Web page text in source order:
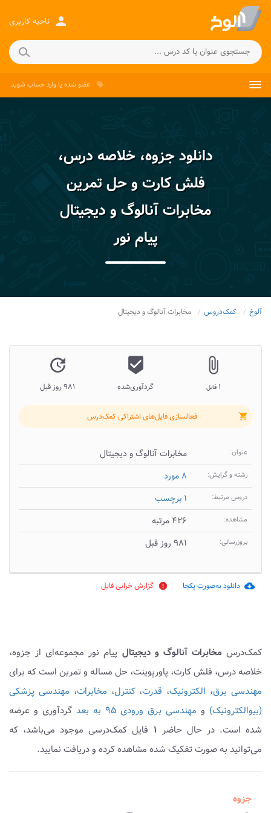
person ناحیه کاربری
local_offer عضو شده یاوارد حساب شوید.
دانلود جزوه، خلاصه درس،
فلش کارت و حل تمرین
مخابرات آنالوگ و دیجیتال
پیام نور
آلوخ کمک‌دروس مخابرات آنالوگ و دیجیتال
attach_file
۱ فایل
beenhere
گردآوری‌شده
update
۹۸۱ روز قبل
shopping_cart فعالسازی فایل‌های اشتراکی کمک‌درس
عنوان: مخابرات آنالوگ و دیجیتال
رشته و گرایش: ۸ مورد
دروس مرتبط: ۱ برچسب
مشاهده: ۴۲۶ مرتبه
بروزرسانی: ۹۸۱ روز قبل
cloud_download دانلود به‌صورت یکجا report گزارش خرابی فایل
کمک‌درسمخابرات آنالوگ و دیجیتال پیام نور مجموعه‌ای از جزوه،
خلاصه درس، فلش کارت، پاورپوینت، حل مساله و تمرین است که برای
مهندسی برق، الکترونیک، قدرت،کنترل، مخابرات، مهندسی پزشکی
(بیوالکترونیک) و مهندسی برق ورودی ۹۵ به بعد
گردآوری و عرضه
شده است. در حال حاضر ۱ فایل کمک‌درسی موجود می‌باشد، که
می‌توانید به صورت تفکیک شده مشاهده کرده و دریافت نمایید.
جزوه